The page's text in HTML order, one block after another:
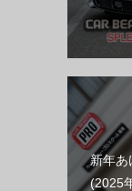
新年あ
2025